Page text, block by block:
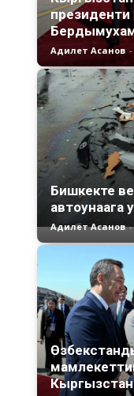
президенти
Адилет Асанов -
Бишкекте
автоунаага
Адилет Асанов -